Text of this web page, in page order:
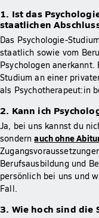
1. Ist das
staatlichen
Das Psychologie-
staatlich sowie vom
Psychologen
Studium an einer
als Psychotherapeut:in
2. Kann ich
Ja, bei uns kannst du
sondernauch ohne
Berufsausbildung und
persönlich bei uns und
Fall.
3. Wie hoch sind die